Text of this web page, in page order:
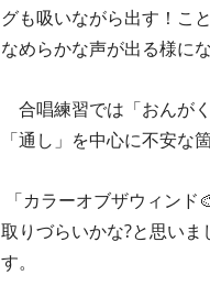
グも吸いながら出す！こ
なめらかな声が出る様に
合唱練習では「おんが
「通し」を中心に不安
取りづらいかな?と思い
す。